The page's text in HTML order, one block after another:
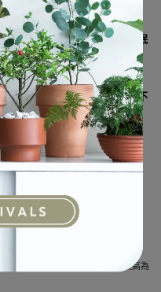
無二。夜晚葉子會直立呈睡眠
外勿放在陽光直射地方。也不
水。冬季一星期約1-2次澆
月再進行施肥。
卡、植栽包裝盒 （
如植栽太高為